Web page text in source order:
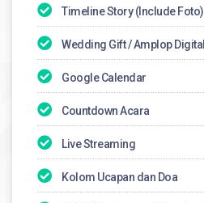
Timeline Story (Include Foto)
Wedding Gift / Amplop Digital​
Google Calendar
Countdown Acara
Live Streaming
Kolom Ucapan dan Doa